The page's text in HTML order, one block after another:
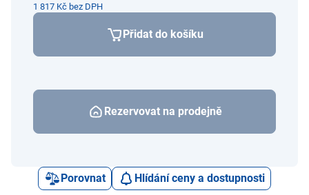
1 817 Kč bez DPH
Přidat do košíku
Rezervovat na prodejně
Porovnat Hlídání ceny a dostupnosti